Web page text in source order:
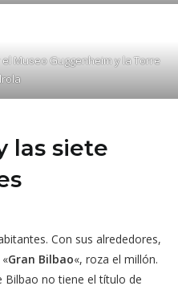
Museo Guggenheim y la Torre
las siete
Con sus alrededores,
Gran Bilbao«, roza el millón.
Bilbao no tiene el título de